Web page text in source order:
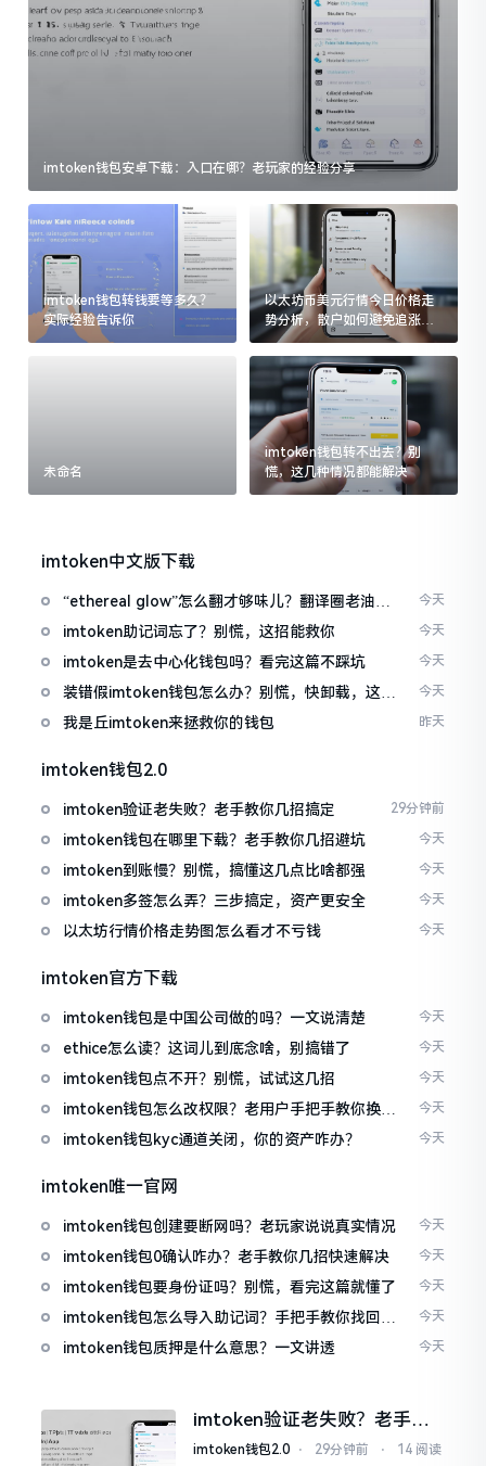
imtoken钱包安卓下载：入口在哪？老玩家的经验分享
imtoken钱包转钱要等多久？
实际经验告诉你
以太坊币美元行情今日价格走
势分析，散户如何避免追涨杀
跌被套牢
未命名
imtoken钱包转不出去？别
慌，这几种情况都能解决
imtoken中文版下载
“ethereal glow”怎么翻才够味儿？翻译圈老油条
的私房话
今天
imtoken助记词忘了？别慌，这招能救你 今天
imtoken是去中心化钱包吗？看完这篇不踩坑 今天
装错假imtoken钱包怎么办？别慌，快卸载，这几
招能救急
今天
我是丘imtoken来拯救你的钱包 昨天
imtoken钱包2.0
imtoken验证老失败？老手教你几招搞定 29分钟前
imtoken钱包在哪里下载？老手教你几招避坑 今天
imtoken到账慢？别慌，搞懂这几点比啥都强 今天
imtoken多签怎么弄？三步搞定，资产更安全 今天
以太坊行情价格走势图怎么看才不亏钱 今天
imtoken官方下载
imtoken钱包是中国公司做的吗？一文说清楚 今天
ethice怎么读？这词儿到底念啥，别搞错了 今天
imtoken钱包点不开？别慌，试试这几招 今天
imtoken钱包怎么改权限？老用户手把手教你换主
人
今天
imtoken钱包kyc通道关闭，你的资产咋办？ 今天
imtoken唯一官网
imtoken钱包创建要断网吗？老玩家说说真实情况 今天
imtoken钱包0确认咋办？老手教你几招快速解决 今天
imtoken钱包要身份证吗？别慌，看完这篇就懂了 今天
imtoken钱包怎么导入助记词？手把手教你找回资
产
今天
imtoken钱包质押是什么意思？一文讲透 今天
imtoken验证老失败？老手教
你几招搞定
imtoken钱包2.0 ⋅ 29分钟前 ⋅ 14 阅读